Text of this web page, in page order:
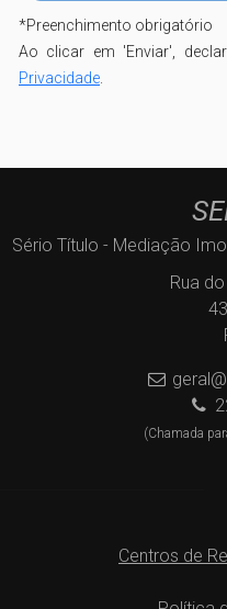
*Preenchimento obrigatório
Ao clicar em 'Enviar',
Privacidade
Sério Título - Mediação
Rua
(Chamada
Centros de